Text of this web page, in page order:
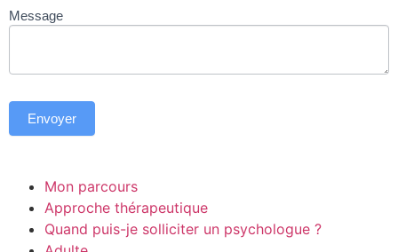
Message
Envoyer
Mon parcours
Approche thérapeutique
Quand puis-je solliciter un psychologue ?